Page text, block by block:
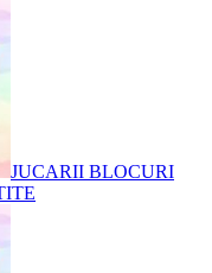
JUCARII BLOCURI